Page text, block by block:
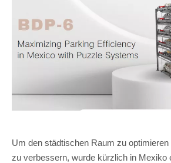
Um den städtischen Raum zu
zu verbessern, wurde kürzlich in Mexiko